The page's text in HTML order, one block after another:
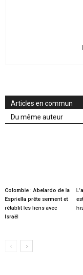
Articles en commun
Du même auteur
Colombie : Abelardo de la
Espriella prête serment et
rétablit les liens avec
Israël